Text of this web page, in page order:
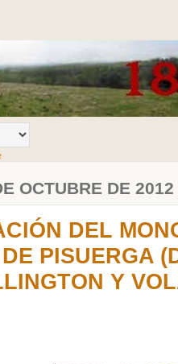
OCTUBRE DE 2012
DEL
PISUERGA
Y